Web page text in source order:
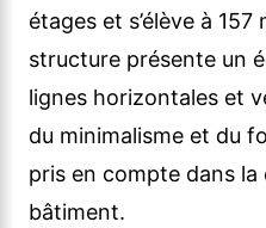
étages et s’élève à
structure présente un
lignes horizontales et
du minimalisme et du
pris en compte dans
bâtiment.